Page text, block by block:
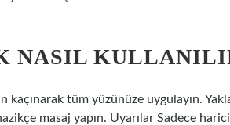
NASIL
kaçınarak tüm yüzünüze uygulayın.
masaj yapın. Uyarılar Sadece